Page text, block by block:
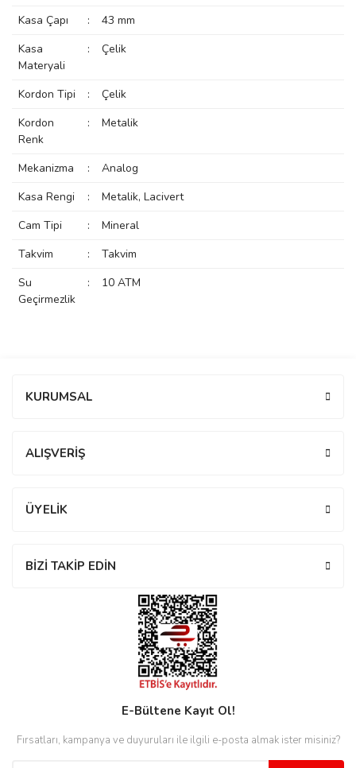
Kasa Çapı :
43 mm
Kasa
Materyali
: Çelik
Kordon Tipi :
Çelik
Kordon
Renk
: Metalik
Mekanizma :
Analog
Kasa Rengi
:
Metalik, Lacivert
Cam Tipi
:
Mineral
Takvim
:
Takvim
Su
Geçirmezlik
: 10 ATM
KURUMSAL
ALIŞVERİŞ
ÜYELİK
BİZİ TAKİP EDİN
E-Bültene Kayıt Ol!
Fırsatları, kampanya ve duyuruları ile ilgili e-posta almak ister misiniz?